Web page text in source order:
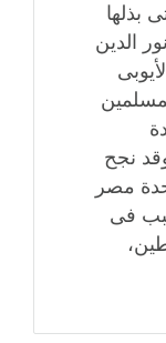
بذلها
الدين
نجح
مصر
فى